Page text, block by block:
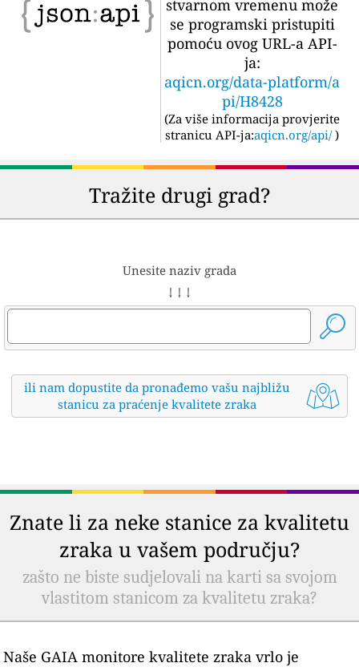
stvarnom vremenu može
se programski pristupiti
pomoću ovog URL-a API-
ja:
aqicn.org/data-platform/a
pi/H8428
(Za više informacija provjerite
stranicu API-ja:aqicn.org/api/ )
Tražite drugi grad?
Unesite naziv grada
↓ ↓ ↓
ili nam dopustite da pronađemo vašu najbližu
stanicu za praćenje kvalitete zraka
Znate li za neke stanice za kvalitetu
zraka u vašem području?
zašto ne biste sudjelovali na karti sa svojom
vlastitom stanicom za kvalitetu zraka?
Naše GAIA monitore kvalitete zraka vrlo je